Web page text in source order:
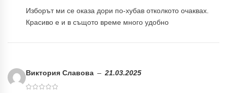
Изборът ми се оказа дори по-хубав отколкото очаквах.
Красиво е и в същото време много удобно
Виктория Славова – 21.03.2025